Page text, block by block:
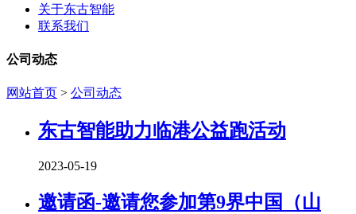
关于东古智能
联系我们
公司动态
网站首页 > 公司动态
东古智能助力临港公益跑活动
2023-05-19
邀请函-邀请您参加第9界中国（山